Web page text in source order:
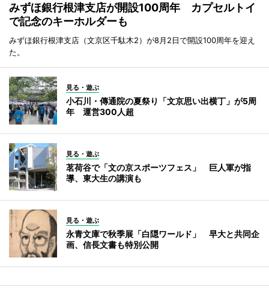
みずほ銀行根津支店が開設100周年 カプセルトイ
で記念のキーホルダーも
みずほ銀行根津支店（文京区千駄木2）が8月2日で開設100周年を迎え
た。
見る・遊ぶ
小石川・傳通院の夏祭り「文京思い出横丁」が5周
年 運営300人超
見る・遊ぶ
茗荷谷で「文の京スポーツフェス」 巨人軍が指
導、東大生の講演も
見る・遊ぶ
永青文庫で秋季展「白隠ワールド」 早大と共同企
画、信長文書も特別公開